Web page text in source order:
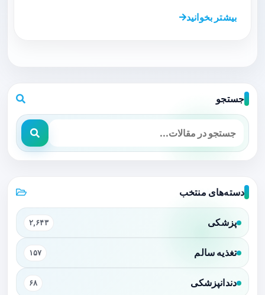
بیشتر بخوانید
جستجو
دسته‌های منتخب
پزشکی ۲,۶۴۳
تغذیه سالم ۱۵۷
دندانپزشکی ۶۸